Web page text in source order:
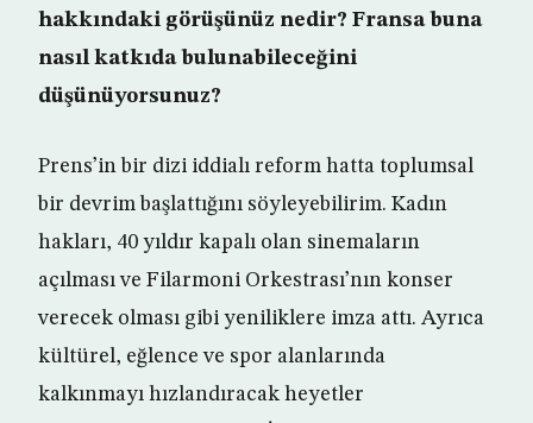
hakkındaki görüşünüz nedir? Fransa buna
nasıl katkıda bulunabileceğini
düşünüyorsunuz?
Prens’in bir dizi iddialı reform hatta toplumsal
bir devrim başlattığını söyleyebilirim. Kadın
hakları, 40 yıldır kapalı olan sinemaların
açılması ve Filarmoni Orkestrası’nın konser
verecek olması gibi yeniliklere imza attı. Ayrıca
kültürel, eğlence ve spor alanlarında
kalkınmayı hızlandıracak heyetler